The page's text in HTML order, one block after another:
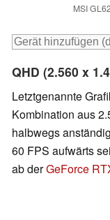
MSI
QHD (2.560 x
Letztgenannte
Kombination aus
halbwegs
60 FPS aufwärts
ab derGeForce